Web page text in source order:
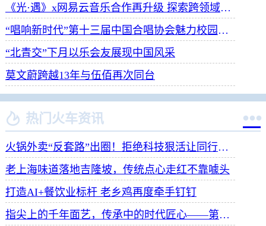
《光·遇》x网易云音乐合作再升级 探索跨领域社交新体验
“唱响新时代”第十三届中国合唱协会魅力校园合唱展演开幕
“北青交”下月以乐会友展现中国风采
莫文蔚跨越13年与伍佰再次同台
 热门火车资讯 
火锅外卖“反套路”出圈！拒绝科技狠活让同行颤抖
老上海味道落地吉隆坡，传统点心走红不靠噱头
打造AI+餐饮业标杆 老乡鸡再度牵手钉钉
指尖上的千年面艺，传承中的时代匠心——第八届“安琪酵母杯”中华发酵面食大赛武汉赛区开赛